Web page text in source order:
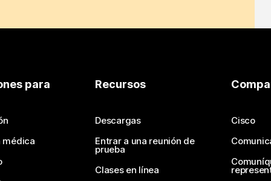
para
médica
Recursos
Descargas
Entrar a una reunión de
prueba
Clases en línea
Cisco